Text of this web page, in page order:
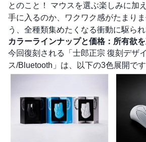
とのこと！ マウスを選ぶ楽しみに加
手に入るのか、ワクワク感がたまり
う、全種類集めたくなる衝動に駆られ
カラーラインナップと価格：所有欲
今回復刻される「士郎正宗 復刻デザ
ス/Bluetooth」は、以下の3色展開です